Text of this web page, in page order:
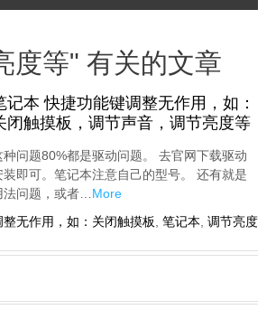
度等" 有关的文章
记本 快捷功能键调整无作用，如：
闭触摸板，调节声音，调节亮度等
种问题80%都是驱动问题。 去官网下载驱动
装即可。笔记本注意自己的型号。 还有就是
法问题，或者… More
无作用，如：关闭触摸板 笔记本 调节亮度